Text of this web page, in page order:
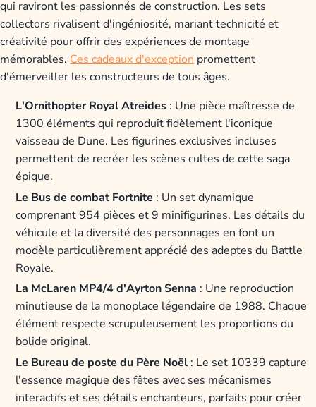
qui raviront les passionnés de construction. Les sets
collectors rivalisent d'ingéniosité, mariant technicité et
créativité pour offrir des expériences de montage
mémorables. Ces cadeaux d'exception promettent
d'émerveiller les constructeurs de tous âges.
L'Ornithopter Royal Atreides : Une pièce maîtresse de
1300 éléments qui reproduit fidèlement l'iconique
vaisseau de Dune. Les figurines exclusives incluses
permettent de recréer les scènes cultes de cette saga
épique.
Le Bus de combat Fortnite : Un set dynamique
comprenant 954 pièces et 9 minifigurines. Les détails du
véhicule et la diversité des personnages en font un
modèle particulièrement apprécié des adeptes du Battle
Royale.
La McLaren MP4/4 d'Ayrton Senna : Une reproduction
minutieuse de la monoplace légendaire de 1988. Chaque
élément respecte scrupuleusement les proportions du
bolide original.
Le Bureau de poste du Père Noël : Le set 10339 capture
l'essence magique des fêtes avec ses mécanismes
interactifs et ses détails enchanteurs, parfaits pour créer